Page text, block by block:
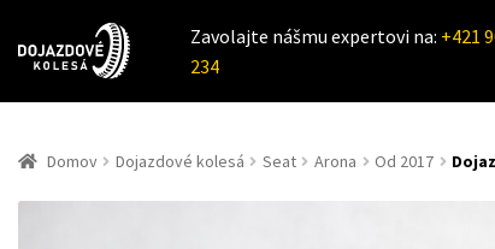
Zavolajte nášmu expertovi na: +421
234
Domov Dojazdové kolesá Seat Arona Od 2017